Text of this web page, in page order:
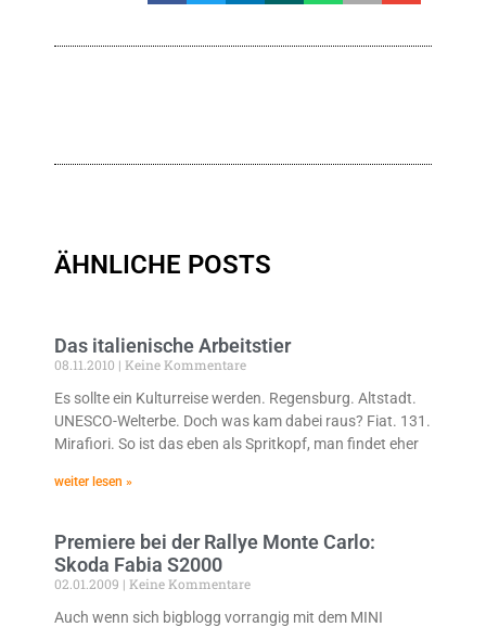
ÄHNLICHE POSTS
Das italienische Arbeitstier
08.11.2010
Keine Kommentare
Es sollte ein Kulturreise werden. Regensburg. Altstadt.
UNESCO-Welterbe. Doch was kam dabei raus? Fiat. 131.
Mirafiori. So ist das eben als Spritkopf, man findet eher
weiter lesen »
Premiere bei der Rallye Monte Carlo:
Skoda Fabia S2000
02.01.2009
Keine Kommentare
Auch wenn sich bigblogg vorrangig mit dem MINI